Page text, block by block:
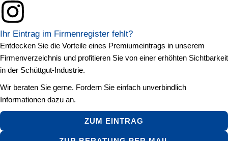
Ihr Eintrag im Firmenregister fehlt?
Entdecken Sie die Vorteile eines Premiumeintrags in unserem
Firmenverzeichnis und profitieren Sie von einer erhöhten Sichtbarkeit
in der Schüttgut-Industrie.
Wir beraten Sie gerne. Fordern Sie einfach unverbindlich
Informationen dazu an.
ZUM EINTRAG